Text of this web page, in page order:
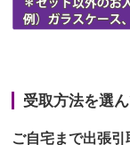
第43回人形
受取方法を選
ご自宅まで出張引